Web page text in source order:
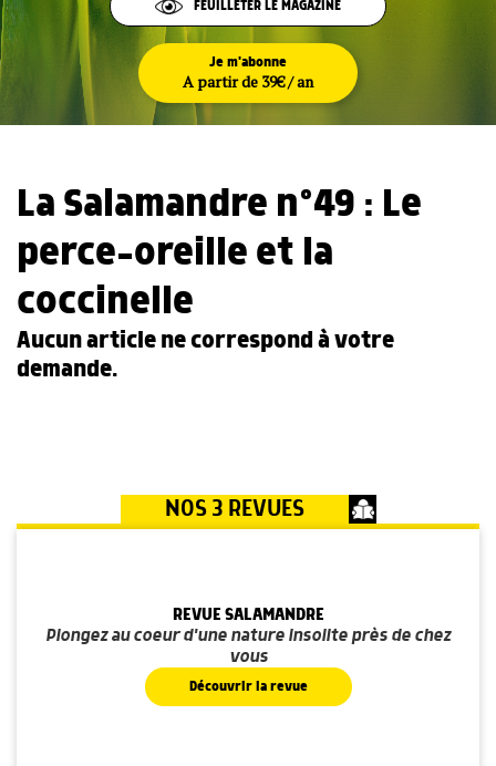
FEUILLETER LE MAGAZINE
Je m'abonne
A partir de 39€ / an
La Salamandre n°49 : Le
perce-oreille et la
coccinelle
Aucun article ne correspond à votre
demande.
NOS 3 REVUES
REVUE SALAMANDRE
Plongez au coeur d'une nature insolite près de chez
vous
Découvrir la revue